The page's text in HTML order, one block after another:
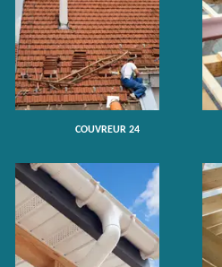
COUVREUR 24